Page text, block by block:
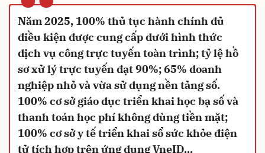
Năm 2025, 100% thủ tục hành chính đủ
điều kiện được cung cấp dưới hình thức
dịch vụ công trực tuyến toàn trình; tỷ lệ hồ
sơ xử lý trực tuyến đạt 90%; 65% doanh
nghiệp nhỏ và vừa sử dụng nền tảng số.
100% cơ sở giáo dục triển khai học bạ số và
thanh toán học phí không dùng tiền mặt;
100% cơ sở y tế triển khai sổ sức khỏe điện
tử tích hợp trên ứng dụng VneID...